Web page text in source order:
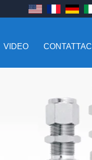
VIDEO CONTATTACI